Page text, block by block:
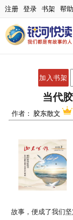
注册 登录 书架 帮助
加入书架
当代
作者： 胶东散文
故事，便成了我们